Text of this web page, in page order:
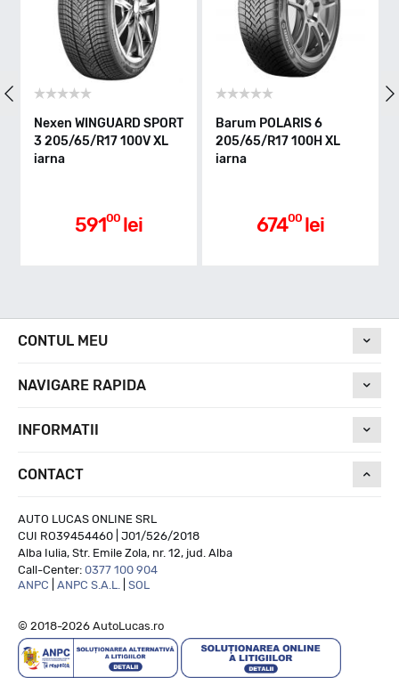
B
Aderenta pe carosabil ud
Nivel de zgomot
69
Nexen WINGUARD SPORT
3 205/65/R17 100V XL
iarna
59100 lei
Barum POLARIS 6
205/65/R17 100H XL
iarna
67400 lei
CONTUL MEU
NAVIGARE RAPIDA
INFORMATII
CONTACT
AUTO LUCAS ONLINE SRL
CUI RO39454460 | J01/526/2018
Alba Iulia, Str. Emile Zola, nr. 12, jud. Alba
Call-Center: 0377 100 904
ANPC
ANPC S.A.L. SOL
© 2018-2026 AutoLucas.ro